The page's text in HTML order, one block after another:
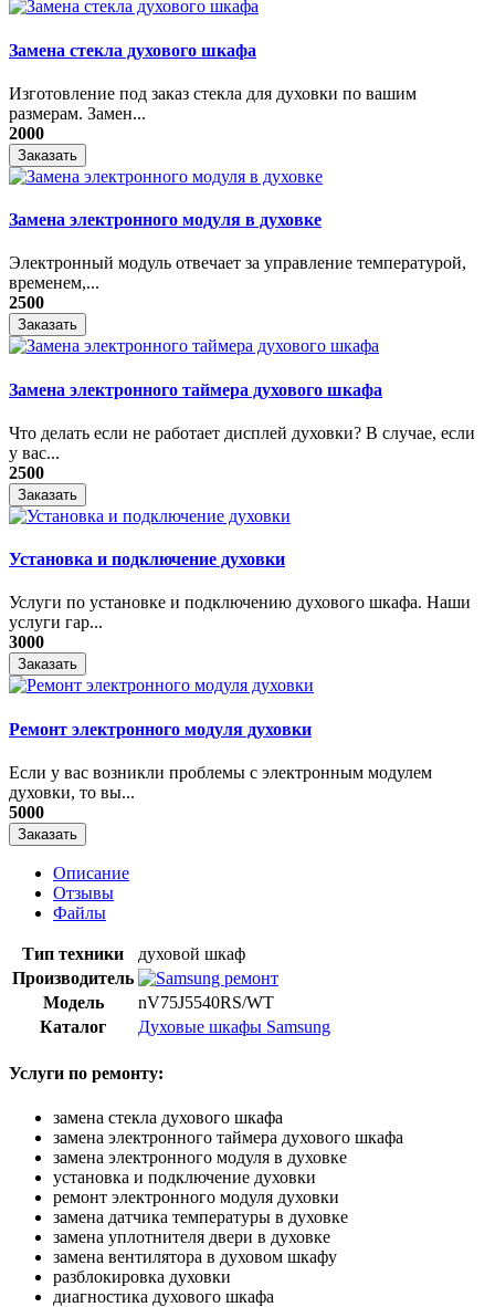
Замена стекла духового шкафа
Изготовление под заказ стекла для духовки по вашим
размерам. Замен...
2000
Заказать
Замена электронного модуля в духовке
​Электронный модуль отвечает за управление температурой,
временем,...
2500
Заказать
Замена электронного таймера духового шкафа
Что делать если не работает дисплей духовки? В случае, если
у вас...
2500
Заказать
Установка и подключение духовки
Услуги по установке и подключению духового шкафа. Наши
услуги гар...
3000
Заказать
Ремонт электронного модуля духовки
Если у вас возникли проблемы с электронным модулем
духовки, то вы...
5000
Заказать
Описание
Отзывы
Файлы
Тип техники
духовой шкаф
Производитель
Модель
nV75J5540RS/WT
Каталог
Духовые шкафы Samsung
Услуги по ремонту:
замена стекла духового шкафа
замена электронного таймера духового шкафа
замена электронного модуля в духовке
установка и подключение духовки
ремонт электронного модуля духовки
замена датчика температуры в духовке
замена уплотнителя двери в духовке
замена вентилятора в духовом шкафу
разблокировка духовки
диагностика духового шкафа